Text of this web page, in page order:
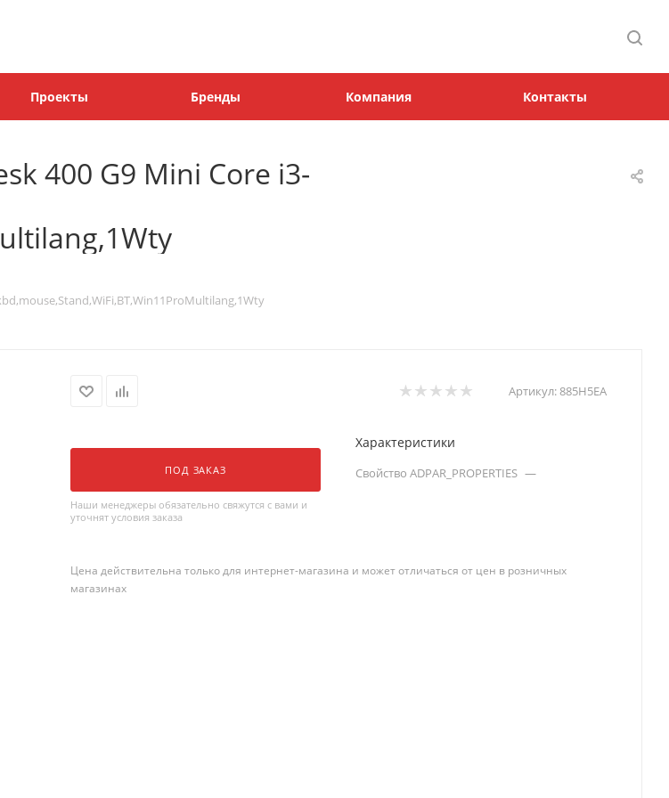
Проекты Бренды Компания Контакты
400 G9 Mini Core i3-
Артикул:885H5EA
ПОД ЗАКАЗ
Наши менеджеры обязательно свяжутся с вами и
уточнят условия заказа
Характеристики
Свойство ADPAR_PROPERTIES —
Цена действительна только для интернет-магазина и может отличаться от цен в розничных
магазинах